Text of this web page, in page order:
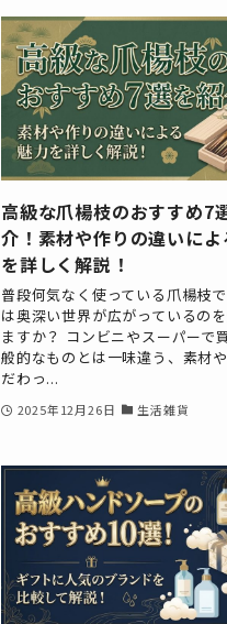
高級な爪楊枝のおすすめ7
介！素材や作りの違いによ
を詳しく解説！
普段何気なく使っている爪楊枝
は奥深い世界が広がっているの
ますか？ コンビニやスーパーで
般的なものとは一味違う、素材
だわっ...
2025年12月26日 生活雑貨